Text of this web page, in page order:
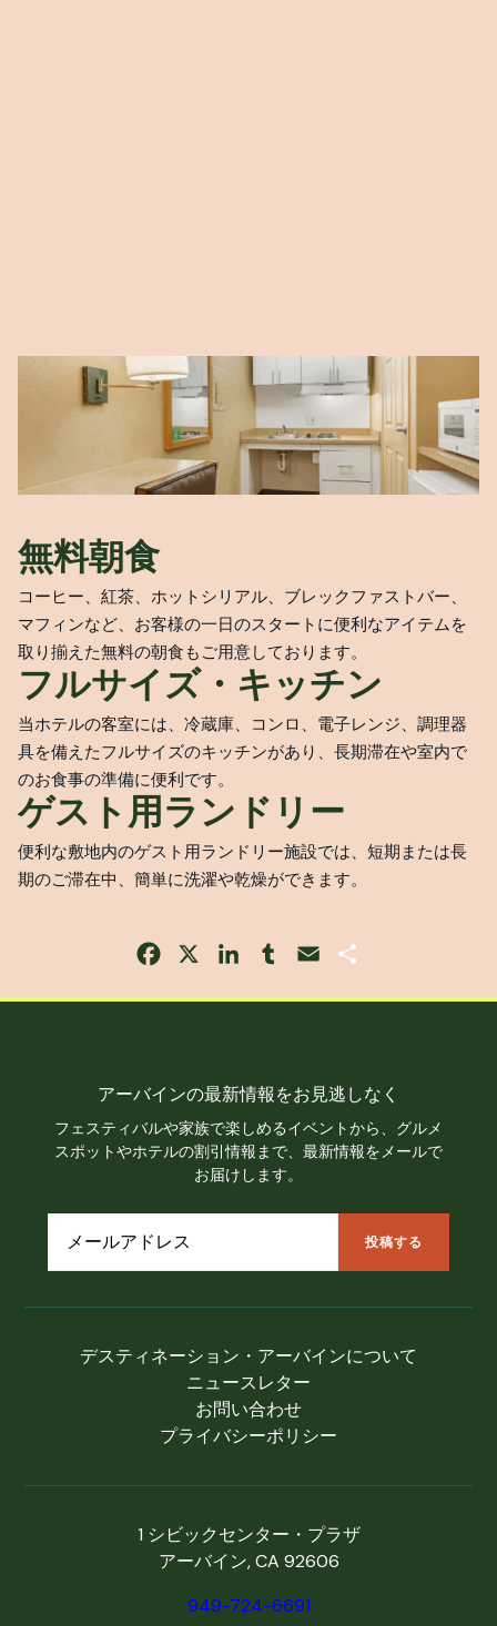
無料朝食
コーヒー、紅茶、ホットシリアル、ブレックファストバー、
マフィンなど、お客様の一日のスタートに便利なアイテムを
取り揃えた無料の朝食もご用意しております。
フルサイズ・キッチン
当ホテルの客室には、冷蔵庫、コンロ、電子レンジ、調理器
具を備えたフルサイズのキッチンがあり、長期滞在や室内で
のお食事の準備に便利です。
ゲスト用ランドリー
便利な敷地内のゲスト用ランドリー施設では、短期または長
期のご滞在中、簡単に洗濯や乾燥ができます。
Facebook LinkedInTumblrEmail
デスティネーション・アーバインについて
ニュースレター
お問い合わせ
プライバシーポリシー
1 シビックセンター・プラザ
アーバイン, CA 92606
949-724-6691
アーバインの最新情報をお見逃しなく
フェスティバルや家族で楽しめるイベントから、グルメ
スポットやホテルの割引情報まで、最新情報をメールで
お届けします。